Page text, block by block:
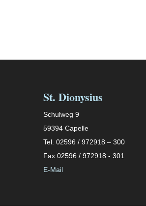
St. Dionysius
Schulweg 9
59394 Capelle
Tel. 02596 / 972918 – 300
Fax 02596 / 972918 - 301
E-Mail